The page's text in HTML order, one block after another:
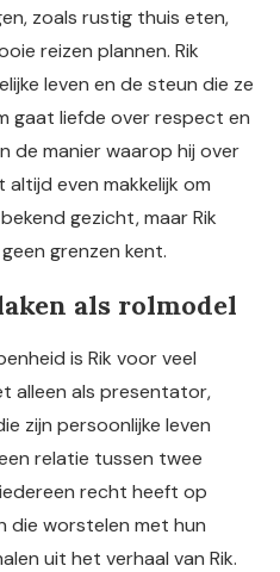
zoals rustig thuis eten,
reizen plannen. Rik
leven en de steun die ze
gaat liefde over respect en
de manier waarop hij over
even makkelijk om
gezicht, maar Rik
grenzen kent.
als rolmodel
is Rik voor veel
alleen als presentator,
zijn persoonlijke leven
relatie tussen twee
recht heeft op
die worstelen met hun
uit het verhaal van Rik.